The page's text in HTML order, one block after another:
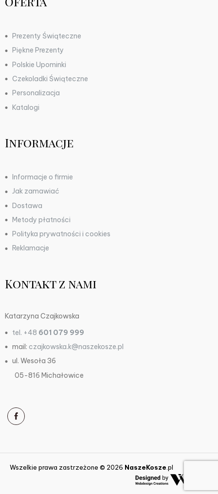
Prezenty Świąteczne
Piękne Prezenty
Polskie Upominki
Czekoladki Świąteczne
Personalizacja
Katalogi
Informacje
Informacje o firmie
Jak zamawiać
Dostawa
Metody płatności
Polityka prywatności i cookies
Reklamacje
Kontakt z nami
Katarzyna Czajkowska
tel. +48 601 079 999
mail: czajkowska.k@naszekosze.pl
ul. Wesoła 36
05-816 Michałowice
Wszelkie prawa zastrzeżone © 2026 NaszeKosze .pl